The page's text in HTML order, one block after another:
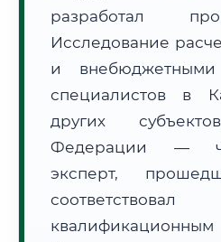
🔍Нажмите на документ для
разработал
Исследование
и
специалистов в
других
Федерации —
эксперт,